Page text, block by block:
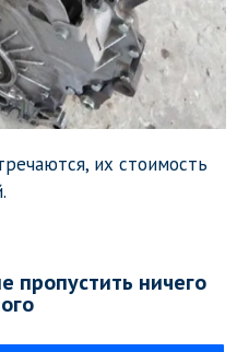
их стоимость
пропустить ничего